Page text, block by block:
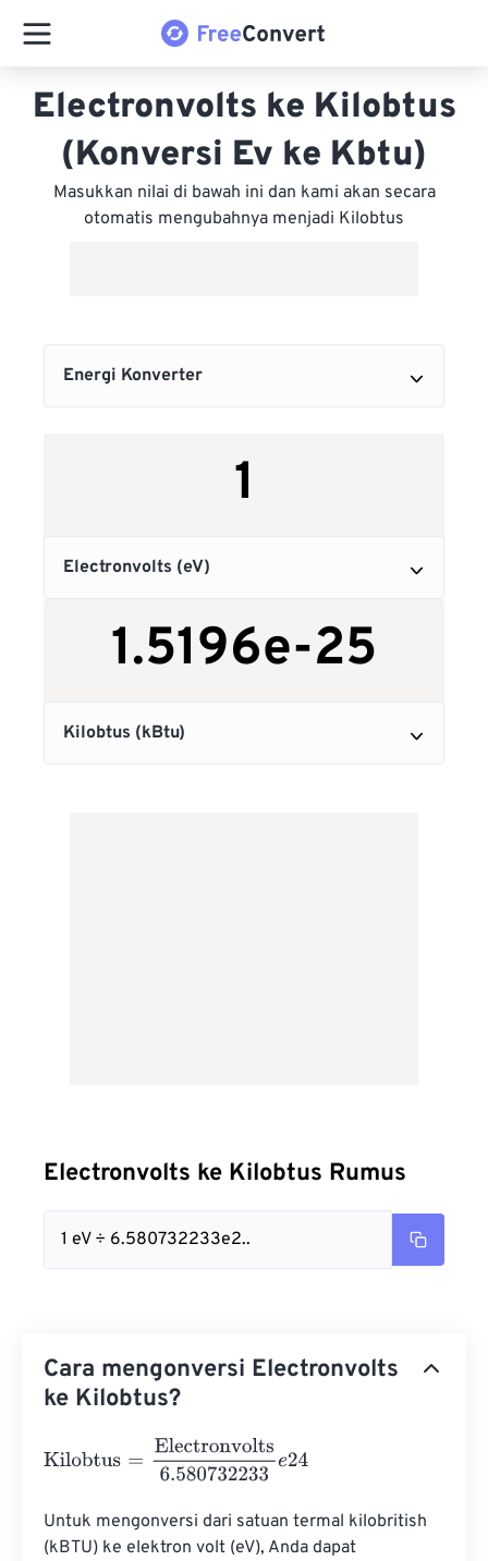
Electronvolts ke Kilobtus
(Konversi Ev ke Kbtu)
Masukkan nilai di bawah ini dan kami akan secara
otomatis mengubahnya menjadi Kilobtus
Electronvolts ke Kilobtus Rumus
1 eV ÷ 6.580732233e2..
Cara mengonversi Electronvolts
ke Kilobtus?
Kilobtus Electronvolts6.580732233
Untuk mengonversi dari satuan termal kilobritish
(kBTU) ke elektron volt (eV), Anda dapat